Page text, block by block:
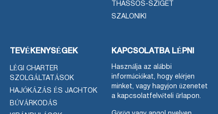
THASSOS-SZIGET
SZALONIKI
TEVÉKENYSÉGEK
LÉGI CHARTER
SZOLGÁLTATÁSOK
HAJÓKÁZÁS ÉS JACHTOK
BÚVÁRKODÁS
KAPCSOLATBA LÉPNI
Használja az alábbi
információkat, hogy elérjen
minket, vagy hagyjon üzenetet
a kapcsolatfelvételi űrlapon.